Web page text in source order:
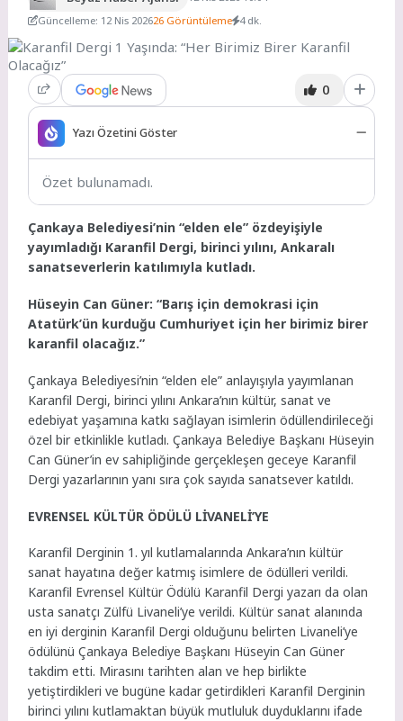
Güncelleme: 12 Nis 202626 Görüntüleme 4 dk.
0
Yazı Özetini Göster
Özet bulunamadı.
Çankaya Belediyesi’nin “elden ele” özdeyişiyle
yayımladığı Karanfil Dergi, birinci yılını, Ankaralı
sanatseverlerin katılımıyla kutladı.
Hüseyin Can Güner: “Barış için demokrasi için
Atatürk’ün kurduğu Cumhuriyet için her birimiz birer
karanfil olacağız.”
Çankaya Belediyesi’nin “elden ele” anlayışıyla yayımlanan
Karanfil Dergi, birinci yılını Ankara’nın kültür, sanat ve
edebiyat yaşamına katkı sağlayan isimlerin ödüllendirileceği
özel bir etkinlikle kutladı. Çankaya Belediye Başkanı Hüseyin
Can Güner’in ev sahipliğinde gerçekleşen geceye Karanfil
Dergi yazarlarının yanı sıra çok sayıda sanatsever katıldı.
EVRENSEL KÜLTÜR ÖDÜLÜ LİVANELİ’YE
Karanfil Derginin 1. yıl kutlamalarında Ankara’nın kültür
sanat hayatına değer katmış isimlere de ödülleri verildi.
Karanfil Evrensel Kültür Ödülü Karanfil Dergi yazarı da olan
usta sanatçı Zülfü Livaneli’ye verildi. Kültür sanat alanında
en iyi derginin Karanfil Dergi olduğunu belirten Livaneli’ye
ödülünü Çankaya Belediye Başkanı Hüseyin Can Güner
takdim etti. Mirasını tarihten alan ve hep birlikte
yetiştirdikleri ve bugüne kadar getirdikleri Karanfil Derginin
birinci yılını kutlamaktan büyük mutluluk duyduklarını ifade